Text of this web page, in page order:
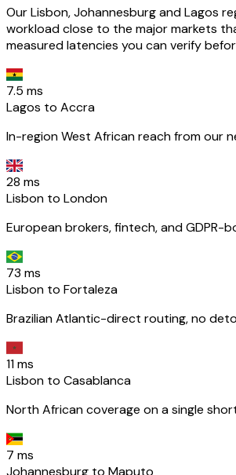
Our Lisbon, Johannesburg and Lagos
workload close to the major markets
measured latencies you can verify
7.5 ms
Lagos to Accra
In-region West African reach from our
28 ms
Lisbon to London
European brokers, fintech, and GDPR-
73 ms
Lisbon to Fortaleza
Brazilian Atlantic-direct routing, no
11 ms
Lisbon to Casablanca
North African coverage on a single
7 ms
Johannesburg to Maputo